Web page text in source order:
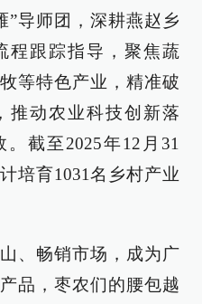
”导师团，深耕燕赵乡
程跟踪指导，聚焦蔬
等特色产业，精准破
推动农业科技创新落
截至2025年12月31
培育1031名乡村产业
、畅销市场，成为广
品，枣农们的腰包越